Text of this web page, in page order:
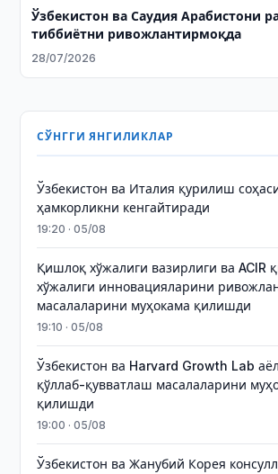
Ўзбекистон ва Саудия Арабистони
тиббиётни ривожлантирмоқда
28/07/2026
СЎНГГИ ЯНГИЛИКЛАР
Ўзбекистон ва Италия қурилиш
ҳамкорликни кенгайтиради
19:20 · 05/08
Қишлоқ хўжалиги вазирлиги ва ACIR
хўжалиги инновацияларини
масалаларини муҳокама қилишди
19:10 · 05/08
Ўзбекистон ва Harvard Growth Lab
қўллаб-қувватлаш масалаларини
қилишди
19:00 · 05/08
Ўзбекистон ва Жанубий Корея